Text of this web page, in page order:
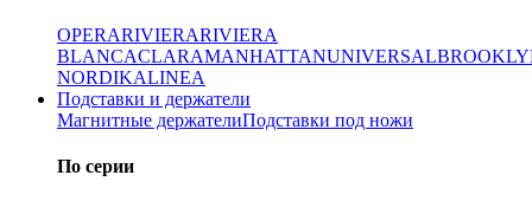
OPERARIVIERARIVIERA
BLANCACLARAMANHATTANUNIVERSAL
NORDIKALINEA
Подставки и держатели
Магнитные держателиПодставки под ножи
По серии